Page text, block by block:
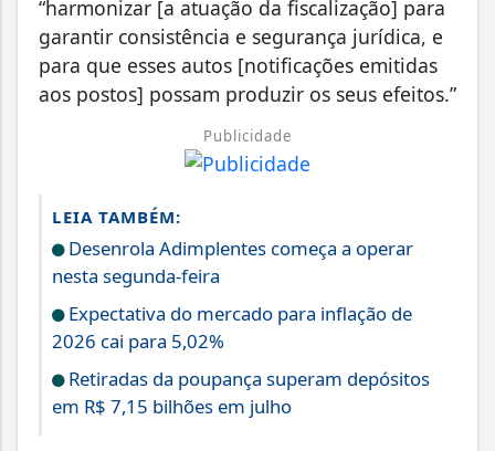
“harmonizar [a atuação da fiscalização] para
garantir consistência e segurança jurídica, e
para que esses autos [notificações emitidas
aos postos] possam produzir os seus efeitos.”
Publicidade
LEIA TAMBÉM:
Desenrola Adimplentes começa a operar
nesta segunda-feira
Expectativa do mercado para inflação de
2026 cai para 5,02%
Retiradas da poupança superam depósitos
em R$ 7,15 bilhões em julho